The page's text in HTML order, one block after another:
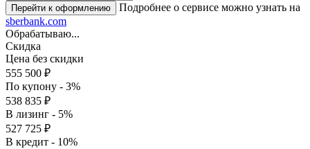
Подробнее о сервисе можно узнать на
sberbank.com
Обрабатываю...
Скидка
Цена без скидки
555 500 ₽
По купону - 3%
538 835 ₽
В лизинг - 5%
527 725 ₽
В кредит - 10%